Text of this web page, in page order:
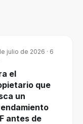
julio de 2026 · 6
el
que
un
antes de